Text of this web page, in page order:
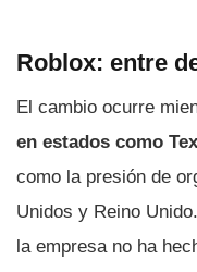
Roblox: entre
El cambio ocurre
en estados como
como la presión de
Unidos y Reino
la empresa no ha